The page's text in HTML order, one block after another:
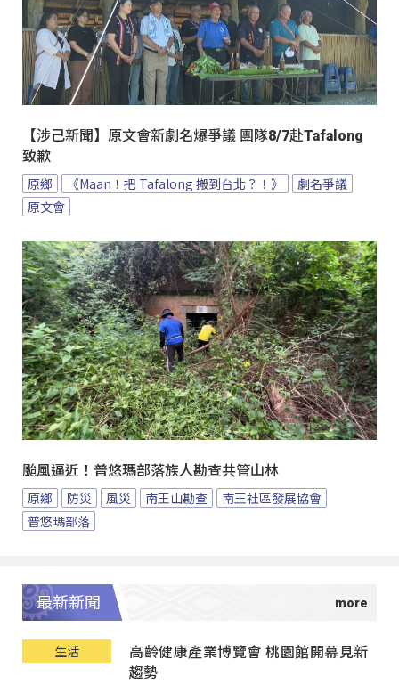
【涉己新聞】原文會新劇名爆爭議 團隊8/7赴Tafalong
致歉
原鄉 《Maan！把 Tafalong 搬到台北？！》
劇名爭議
原文會
颱風逼近！普悠瑪部落族人勘查共管山林
原鄉 防災 風災 南王山勘查
南王社區發展協會
普悠瑪部落
最新新聞
生活
高齡健康產業博覽會 桃園館開幕見新
趨勢